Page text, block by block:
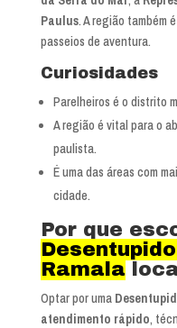
Paulus. A região também
passeios de aventura.
Curiosidades
Parelheiros é o distrito
A região é vital para o
paulista.
É uma das áreas com
cidade.
Por que
Ramala
Optar por uma
atendimento rápido,